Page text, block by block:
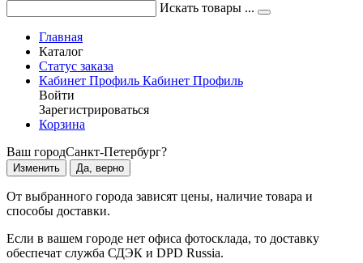
Искать товары ...
Главная
Каталог
Статус заказа
Кабинет Профиль Кабинет Профиль
Войти
Зарегистрироваться
Корзина
Ваш городСанкт-Петербург?
Изменить Да, верно
От выбранного города зависят цены, наличие товара и
способы доставки.
Если в вашем городе нет офиса фотосклада, то доставку
обеспечат служба СДЭК и DPD Russia.